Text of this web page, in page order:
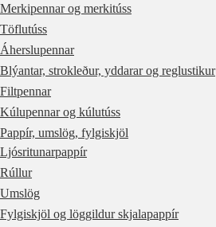
Merkipennar og merkitúss
Töflutúss
Áherslupennar
Blýantar, strokleður, yddarar og reglustikur
Filtpennar
Kúlupennar og kúlutúss
Pappír, umslög, fylgiskjöl
Ljósritunarpappír
Rúllur
Umslög
Fylgiskjöl og löggildur skjalapappír